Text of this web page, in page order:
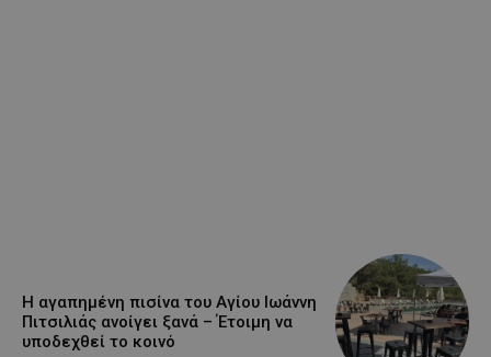
Η αγαπημένη πισίνα του Αγίου Ιωάννη
Πιτσιλιάς ανοίγει ξανά – Έτοιμη να
υποδεχθεί το κοινό